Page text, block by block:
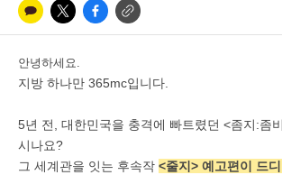
안녕하세요.
지방 하나만 365mc입니다.
5년 전, 대한민국을 충격에 빠트렸던 <좀지:좀
시나요?
그 세계관을 잇는 후속작 <줄지> 예고편이 드